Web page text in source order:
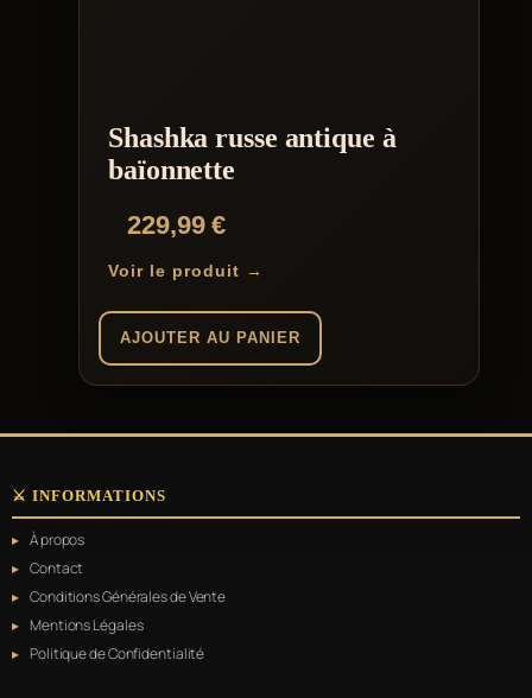
Shashka russe antique à
baïonnette
229,99€
Voir le produit →
AJOUTER AU PANIER
⚔️ INFORMATIONS
À propos
Contact
Conditions Générales de Vente
Mentions Légales
Politique de Confidentialité